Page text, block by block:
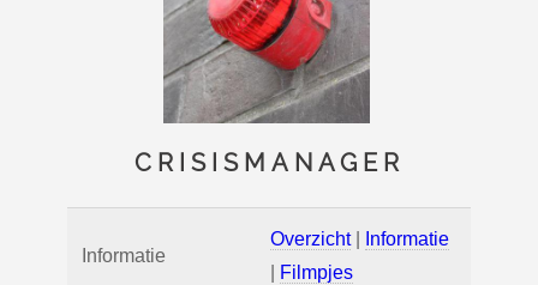
CRISISMANAGER
Informatie
Overzicht|
Informatie
Filmpjes